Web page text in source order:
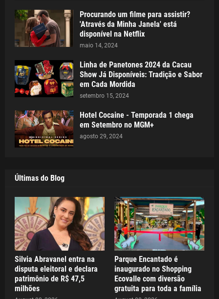
Procurando um filme para assistir?
'Através da Minha Janela' está
disponível na Netflix
maio 14, 2024
Linha de Panetones 2024 da Cacau
Show Já Disponíveis: Tradição e Sabor
em Cada Mordida
setembro 15, 2024
Hotel Cocaine - Temporada 1 chega
em Setembro no MGM+
agosto 29, 2024
Últimas do Blog
Silvia Abravanel entra na
disputa eleitoral e declara
patrimônio de R$ 47,5
milhões
Parque Encantado é
inaugurado no Shopping
Ecovalle com diversão
gratuita para toda a família